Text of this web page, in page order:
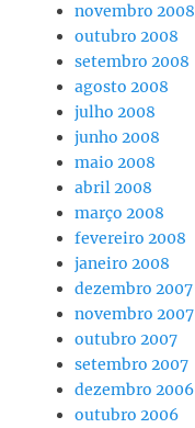
novembro 2008
outubro 2008
setembro 2008
agosto 2008
julho 2008
junho 2008
maio 2008
abril 2008
março 2008
fevereiro 2008
janeiro 2008
dezembro 2007
novembro 2007
outubro 2007
setembro 2007
dezembro 2006
outubro 2006